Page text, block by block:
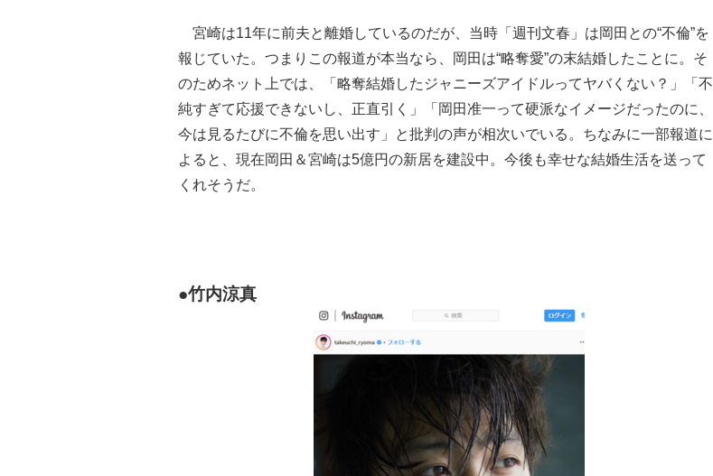
宮崎は11年に前夫と離婚しているのだが、当時「週刊文春」は岡田との“不倫”を
報じていた。つまりこの報道が本当なら、岡田は“略奪愛”の末結婚したことに。そ
のためネット上では、「略奪結婚したジャニーズアイドルってヤバくない？」「不
純すぎて応援できないし、正直引く」「岡田准一って硬派なイメージだったのに、
今は見るたびに不倫を思い出す」と批判の声が相次いでいる。ちなみに一部報道に
よると、現在岡田＆宮崎は5億円の新居を建設中。今後も幸せな結婚生活を送って
くれそうだ。
●竹内涼真